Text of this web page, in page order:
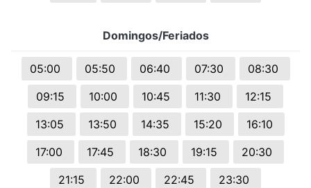
Domingos/Feriados
05:00 05:50 06:40 07:30
08:30
09:15
10:00 10:45 11:30
12:15
13:05
13:50 14:35 15:20
16:10
17:00
17:45 18:30 19:15
20:30
21:15
22:00 22:45 23:30